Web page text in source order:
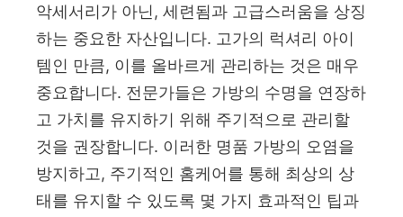
악세서리가 아닌, 세련됨과 고급스러움을 상징
하는 중요한 자산입니다. 고가의 럭셔리 아이
템인 만큼, 이를 올바르게 관리하는 것은 매우
중요합니다. 전문가들은 가방의 수명을 연장하
고 가치를 유지하기 위해 주기적으로 관리할
것을 권장합니다. 이러한 명품 가방의 오염을
방지하고, 주기적인 홈케어를 통해 최상의 상
태를 유지할 수 있도록 몇 가지 효과적인 팁과